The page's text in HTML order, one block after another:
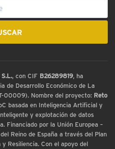
, con CIF B26289819, ha
de Desarrollo Económico de La
00009). Nombre del proyecto: Reto
basada en Inteligencia Artificial y
y explotación de datos
Financiado por la Unión Europea –
Reino de España a través del Plan
Resiliencia. Con el apoyo del